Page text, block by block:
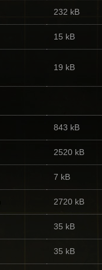
232 kB
15 kB
19 kB
843 kB
2520 kB
7 kB
2720 kB
35 kB
35 kB